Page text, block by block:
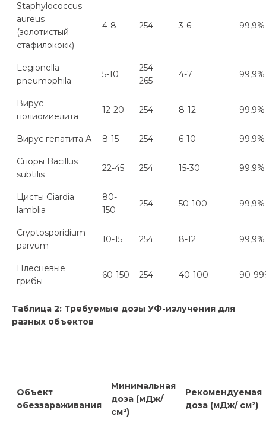
Staphylococcus
aureus
(золотистый
стафилококк)
4-8 254 3-6 99,9%
Legionella
pneumophila
5-10
254-
265
4-7 99,9%
Вирус
полиомиелита
12-20 254 8-12 99,9%
Вирус гепатита А 8-15 254 6-10 99,9%
Споры Bacillus
subtilis
22-45 254 15-30 99,9%
Цисты Giardia
lamblia
80-
150
254 50-100 99,9%
Cryptosporidium
parvum
10-15 254 8-12 99,9%
Плесневые
грибы
60-150 254 40-100 90-
Таблица 2: Требуемые дозы УФ-излучения для
разных объектов
Объект
обеззараживания
Минимальная
доза (мДж/
см²)
Рекомендуемая
доза (мДж/ см²)